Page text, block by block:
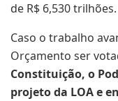
de R$ 6,530 trilhões.
Caso o trabalho
Orçamento ser
Constituição, o
projeto da LOA e